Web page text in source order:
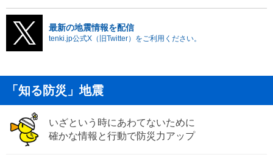
最新の地震情報を配信
tenki.jp公式X（旧Twitter）をご利用ください。
「知る防災」地震
いざという時にあわてないために
確かな情報と行動で防災力アップ